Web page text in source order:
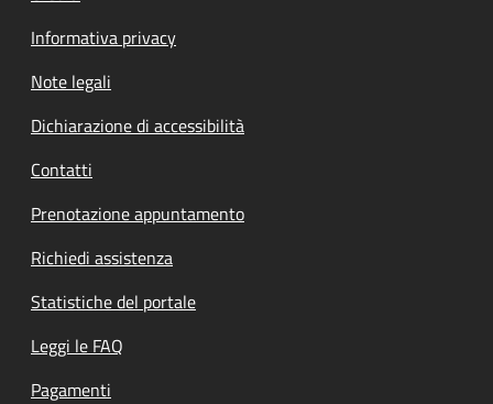
Informativa privacy
Note legali
Dichiarazione di accessibilità
Contatti
Prenotazione appuntamento
Richiedi assistenza
Statistiche del portale
Leggi le FAQ
Pagamenti